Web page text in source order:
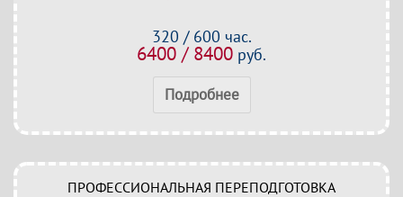
320 / 600 час.
6400 / 8400 руб.
Подробнее
ПРОФЕССИОНАЛЬНАЯ ПЕРЕПОДГОТОВКА